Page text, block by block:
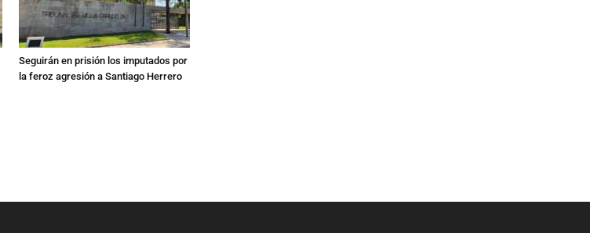
Seguirán en prisión los imputados por
la feroz agresión a Santiago Herrero